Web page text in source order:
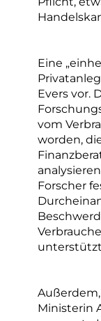
Eine
Evers vor.
vom
worden,
Forscher
Außerdem,
Ministerin